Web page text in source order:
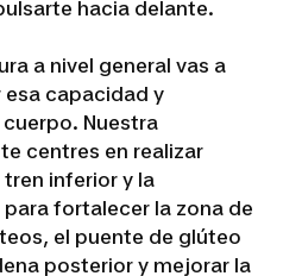
hacia delante.
a nivel general vas a
capacidad y
Nuestra
centres en realizar
inferior y la
fortalecer la zona de
el puente de glúteo
posterior y mejorar la